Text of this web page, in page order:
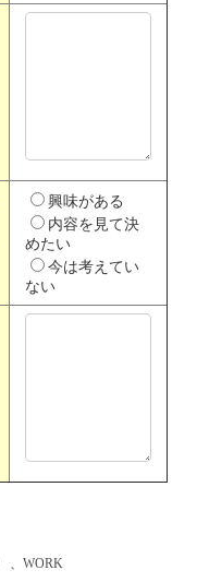
興味がある
内容を見て決
めたい
今は考えてい
ない
、WORK